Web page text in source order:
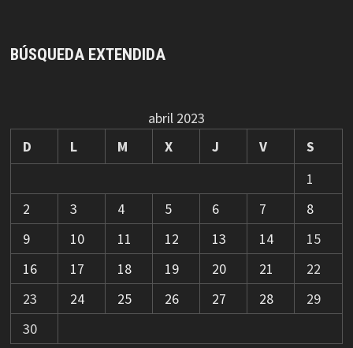
BÚSQUEDA EXTENDIDA
abril 2023
D
L M X J V
S
1
2
3 4 5 6 7
8
9
10 11 12 13 14
15
16
17 18 19 20 21
22
23
24 25 26 27 28
29
30